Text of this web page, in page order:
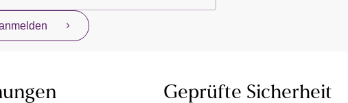
Geprüfte Sicherheit